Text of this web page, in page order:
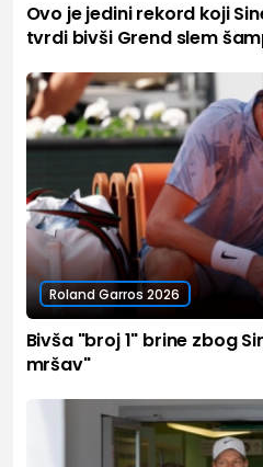
Ovo je jedini rekord koji
tvrdi bivši Grend slem
Roland Garros 2026
Bivša "broj 1" brine zbog
mršav"